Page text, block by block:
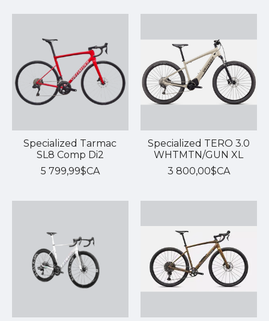
Specialized Tarmac
SL8 Comp Di2
5 799,99$CA
Specialized TERO 3.0
WHTMTN/GUN XL
3 800,00$CA